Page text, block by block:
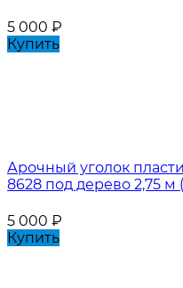
5 000 ₽
Купить
Арочный уголок
8628 под дерево 2,75 м
5 000 ₽
Купить